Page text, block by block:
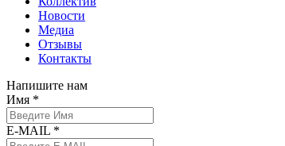
Новости
Медиа
Отзывы
Контакты
Напишите нам
Имя *
E-MAIL *